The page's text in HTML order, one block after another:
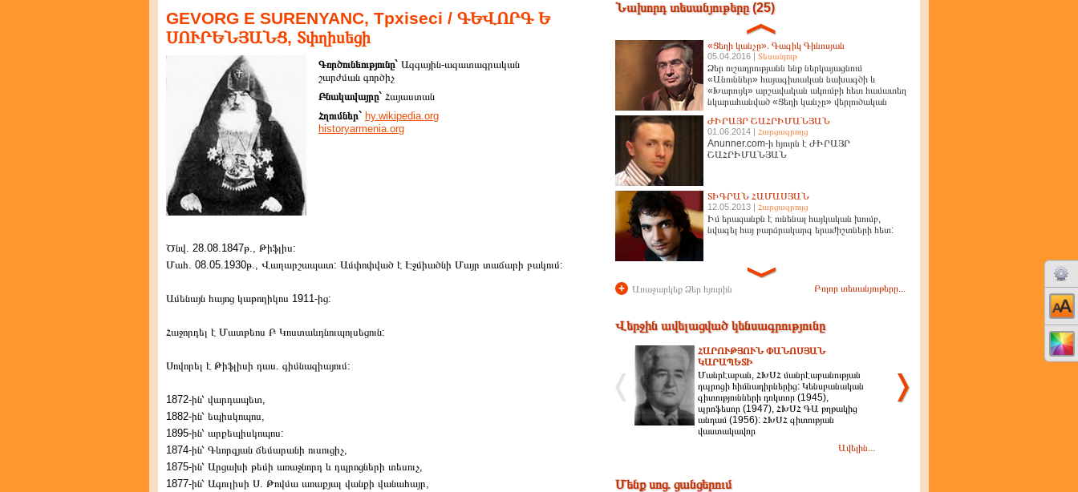
GEVORG E SURENYANC, Tpxiseci / ԳԵՎՈՐԳ Ե
ՍՈՒՐԵՆՅԱՆՑ, Տփղիսեցի
Գործունեությունը` Ազգային-ազատագրական
շարժման գործիչ
Բնակավայրը` Հայաստան
Հղումներ` hy.wikipedia.org
historyarmenia.org
Ծնվ. 28.08.1847թ., Թիֆլիս:
Մահ. 08.05.1930թ., Վաղարշապատ: Ամփոփված է Էջմիածնի Մայր տաճարի բակում:
Ամենայն հայոց կաթողիկոս 1911-ից:
Հաջորդել է Մատթեոս Բ Կոստաևդնուպոլսեցուն:
Սովորել է Թիֆլիսի դաս. գիմնազիայում:
1872-ին՝ վարդապետ,
1882-ին՝ եպիսկոպոս,
1895-ին՝ արքեպիսկոպոս:
1874-ին՝ Գևորգյան ճեմարանի ուսուցիչ,
1875-ին՝ Արցախի թեմի առաջնորդ և դպրոցների տեսուչ,
1877-ին՝ Ագուլիսի Ս. Թովմա առաքյալ վանքի վանահայր,
Նախորդ տեսանյութերը (25)
«Ցեղի կանչը». Գագիկ Գինոսյան
05.04.2016 | Տեսանյութ
Ձեր ուշադրությանն ենք ներկայացնում
«Անուններ» հայագիտական նախագծի և
«Խարույկ» արշավական ակումբի հետ համատեղ
նկարահանված «Ցեղի կանչը» վերլուծական
ԺԻՐԱՅՐ ՇԱՀՐԻՄԱՆՅԱՆ
01.06.2014 | Հարցազրույց
Anunner.com-ի հյուրն է ԺԻՐԱՅՐ
ՇԱՀՐԻՄԱՆՅԱՆ
ՏԻԳՐԱՆ ՀԱՄԱՍՅԱՆ
12.05.2013 | Հարցազրույց
Իմ երազանքն է ունենալ հայկական խումբ,
նվագել հայ բարձրակարգ երաժիշտների հետ:
+ Առաջարկեք Ձեր հյուրին Բոլոր տեսանյութերը...
Վերջին ավելացված կենսագրությունը
ՀԱՐՈՒԹՅՈՒՆ ՓԱՆՈՍՅԱՆ
ԿԱՐԱՊԵՏԻ
Մանրէաբան, ՀԽՍՀ մանրէաբանության
դպրոցի հիմնադիրներից: Կենսբանական
գիտությունների դոկտոր (1945),
պրոֆեսոր (1947), ՀԽՍՀ ԳԱ թղթակից
անդամ (1956): ՀԽՍՀ գիտության
վաստակավոր
Ավելին...
Մենք սոց. ցանցերում